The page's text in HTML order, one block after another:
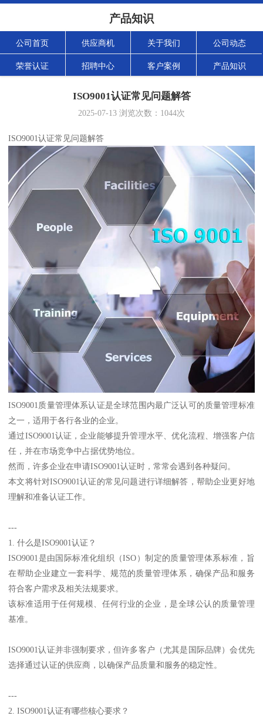
产品知识
公司首页 供应商机 关于我们 公司动态
荣誉认证 招聘中心 客户案例 产品知识
ISO9001认证常见问题解答
2025-07-13 浏览次数： 1044次
ISO9001认证常见问题解答
ISO9001质量管理体系认证是全球范围内最广泛认可的质量管理标准
之一，适用于各行各业的企业。
通过ISO9001认证，企业能够提升管理水平、优化流程、增强客户信
任，并在市场竞争中占据优势地位。
然而，许多企业在申请ISO9001认证时，常常会遇到各种疑问。
本文将针对ISO9001认证的常见问题进行详细解答，帮助企业更好地
理解和准备认证工作。
---
1. 什么是ISO9001认证？
ISO9001是由国际标准化组织（ISO）制定的质量管理体系标准，旨
在帮助企业建立一套科学、规范的质量管理体系，确保产品和服务
符合客户需求及相关法规要求。
该标准适用于任何规模、任何行业的企业，是全球公认的质量管理
基准。
ISO9001认证并非强制要求，但许多客户（尤其是国际品牌）会优先
选择通过认证的供应商，以确保产品质量和服务的稳定性。
---
2. ISO9001认证有哪些核心要求？